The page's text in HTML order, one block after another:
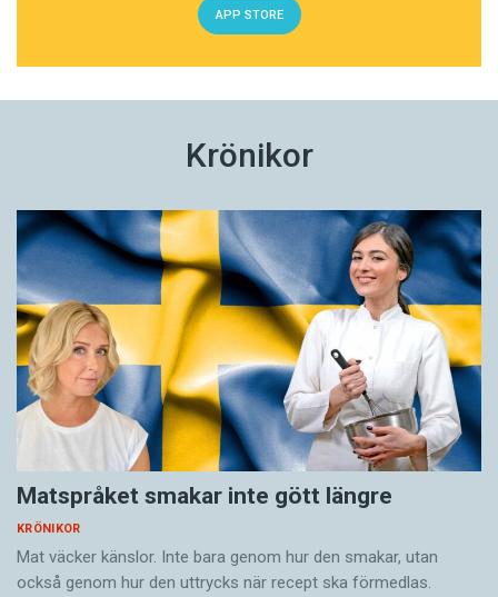
APP STORE
Krönikor
Matspråket smakar inte gött längre
KRÖNIKOR
Mat väcker känslor. Inte bara genom hur den smakar, utan
också genom hur den uttrycks när recept ska förmedlas.